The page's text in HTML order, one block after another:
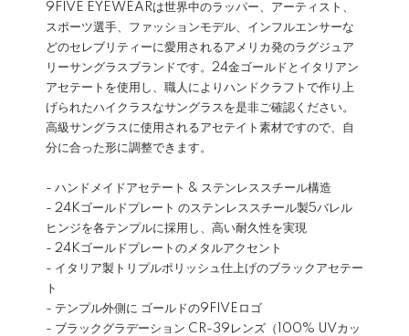
9FIVE EYEWEARは世界中のラッパー、アーティスト、
スポーツ選手、ファッションモデル、インフルエンサーな
どのセレブリティーに愛用されるアメリカ発のラグジュア
リーサングラスブランドです。24金ゴールドとイタリアン
アセテートを使用し、職人によりハンドクラフトで作り上
げられたハイクラスなサングラスを是非ご確認ください。
高級サングラスに使用されるアセテイト素材ですので、自
分に合った形に調整できます。
- ハンドメイドアセテート & ステンレススチール構造
- 24Kゴールドプレート のステンレススチール製5バレル
ヒンジを各テンプルに採用し、高い耐久性を実現
- 24Kゴールドプレートのメタルアクセント
- イタリア製トリプルポリッシュ仕上げのブラックアセテー
ト
- テンプル外側に ゴールドの9FIVEロゴ
- ブラックグラデーション CR-39レンズ（100% UVカッ